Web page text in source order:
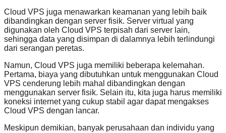
Cloud VPS juga menawarkan keamanan yang lebih baik
dibandingkan dengan server fisik. Server virtual yang
digunakan oleh Cloud VPS terpisah dari server lain,
sehingga data yang disimpan di dalamnya lebih terlindungi
dari serangan peretas.
Namun, Cloud VPS juga memiliki beberapa kelemahan.
Pertama, biaya yang dibutuhkan untuk menggunakan Cloud
VPS cenderung lebih mahal dibandingkan dengan
menggunakan server fisik. Selain itu, kita juga harus memiliki
koneksi internet yang cukup stabil agar dapat mengakses
Cloud VPS dengan lancar.
Meskipun demikian, banyak perusahaan dan individu yang